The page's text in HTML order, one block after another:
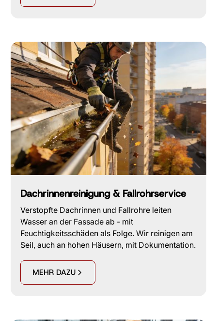
Dachrinnenreinigung & Fallrohrservice
Verstopfte Dachrinnen und Fallrohre leiten
Wasser an der Fassade ab - mit
Feuchtigkeitsschäden als Folge. Wir reinigen am
Seil, auch an hohen Häusern, mit Dokumentation.
MEHR DAZU